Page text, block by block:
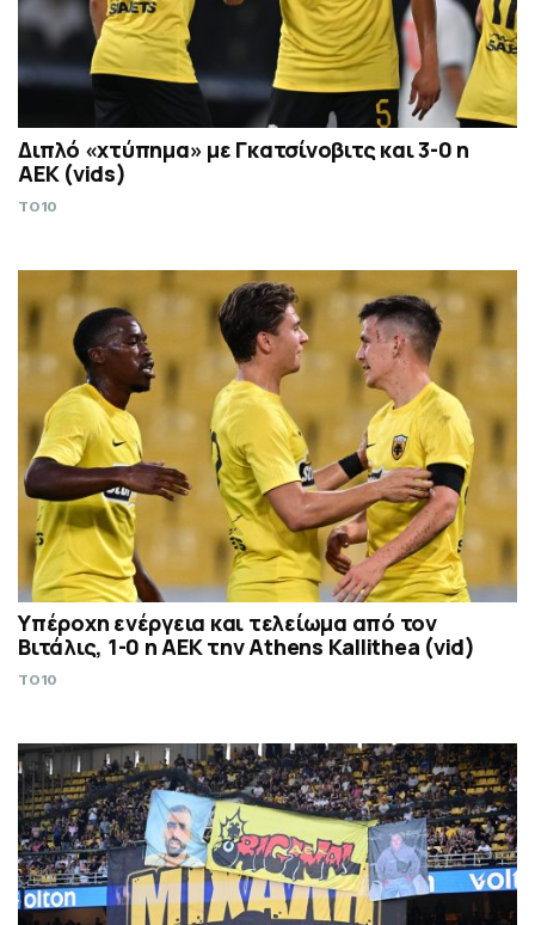
Διπλό «χτύπημα» με Γκατσίνοβιτς και 3-0 η
ΑΕΚ (vids)
TO10
Υπέροχη ενέργεια και τελείωμα από τον
Βιτάλις, 1-0 η ΑΕΚ την Athens Kallithea (vid)
TO10